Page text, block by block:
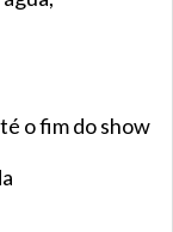
o fim do show